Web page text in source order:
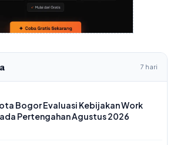
7 hari
Bogor Evaluasi Kebijakan Work
Pertengahan Agustus 2026